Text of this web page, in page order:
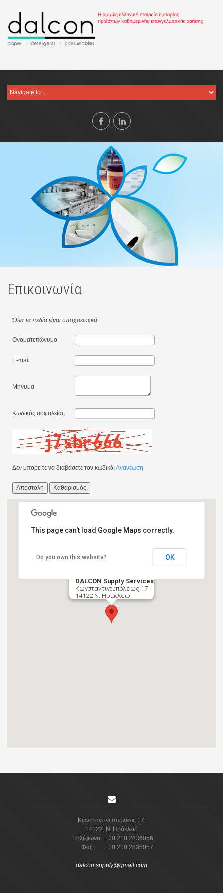
Επικοινωνία
Όλα τα πεδία είναι υποχρεωτικά.
Ονοματεπώνυμο
E-mail
Μήνυμα
Κωδικός ασφαλείας
Δεν μπορείτε να διαβάσετε τον κωδικό;Ανανέωση
DALCON Supply Services
Κωνσταντινουπόλεως 17
14122 Ν. Ηράκλειο
This page can't load Google Maps correctly.
Do you own this website? OK
Κωνσταντινουπόλεως 17,
14122, Ν. Ηράκλειο
Τηλέφωνο: +30 210 2836056
Φαξ:
+30 210 2836057
dalcon.supply@gmail.com